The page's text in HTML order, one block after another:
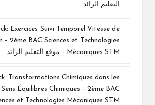
التعليم الرائد
Exercices Suivi Temporel Vitesse de
– 2ème BAC Sciences et Technologies
Mécaniques STM – موقع التعليم الرائد
Transformations Chimiques dans les
Sens Équilibres Chimiques – 2ème BAC